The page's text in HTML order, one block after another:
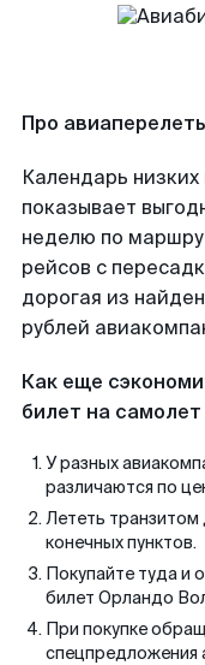
Про
Календарь
показывает
неделю по
рейсов с
дорогая из
рублей
Как еще
билет на
У разных
различаются по
Лететь
конечных пунктов.
Покупайте туда и
билет Орландо
При покупке
спецпредложения